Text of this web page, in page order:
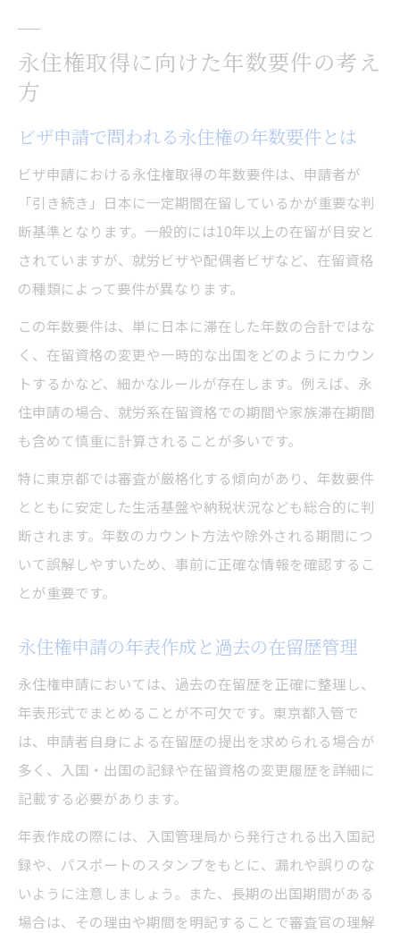
永住権取得に向けた年数要件の考え
方
ビザ申請で問われる永住権の年数要件とは
ビザ申請における永住権取得の年数要件は、申請者が
「引き続き」日本に一定期間在留しているかが重要な判
断基準となります。一般的には10年以上の在留が目安と
されていますが、就労ビザや配偶者ビザなど、在留資格
の種類によって要件が異なります。
この年数要件は、単に日本に滞在した年数の合計ではな
く、在留資格の変更や一時的な出国をどのようにカウン
トするかなど、細かなルールが存在します。例えば、永
住申請の場合、就労系在留資格での期間や家族滞在期間
も含めて慎重に計算されることが多いです。
特に東京都では審査が厳格化する傾向があり、年数要件
とともに安定した生活基盤や納税状況なども総合的に判
断されます。年数のカウント方法や除外される期間につ
いて誤解しやすいため、事前に正確な情報を確認するこ
とが重要です。
永住権申請の年表作成と過去の在留歴管理
永住権申請においては、過去の在留歴を正確に整理し、
年表形式でまとめることが不可欠です。東京都入管で
は、申請者自身による在留歴の提出を求められる場合が
多く、入国・出国の記録や在留資格の変更履歴を詳細に
記載する必要があります。
年表作成の際には、入国管理局から発行される出入国記
録や、パスポートのスタンプをもとに、漏れや誤りのな
いように注意しましょう。また、長期の出国期間がある
場合は、その理由や期間を明記することで審査官の理解